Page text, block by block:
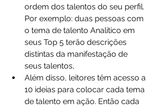
ordem dos talentos do seu perfil.
Por exemplo: duas pessoas com
o tema de talento Analítico em
seus Top 5 terão descrições
distintas da manifestação de
seus talentos,
Além disso, leitores têm acesso a
10 ideias para colocar cada tema
de talento em ação. Então cada